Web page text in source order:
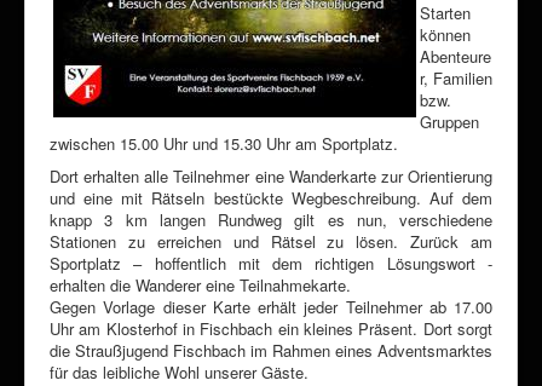
Starten
können
Abenteure
r, Familien
bzw.
Gruppen
zwischen 15.00 Uhr und 15.30 Uhr am Sportplatz.
Dort erhalten alle Teilnehmer eine Wanderkarte zur Orientierung
und eine mit Rätseln bestückte Wegbeschreibung. Auf dem
knapp 3 km langen Rundweg gilt es nun, verschiedene
Stationen zu erreichen und Rätsel zu lösen. Zurück am
Sportplatz – hoffentlich mit dem richtigen Lösungswort -
erhalten die Wanderer eine Teilnahmekarte.
Gegen Vorlage dieser Karte erhält jeder Teilnehmer ab 17.00
Uhr am Klosterhof in Fischbach ein kleines Präsent. Dort sorgt
die Straußjugend Fischbach im Rahmen eines Adventsmarktes
für das leibliche Wohl unserer Gäste.